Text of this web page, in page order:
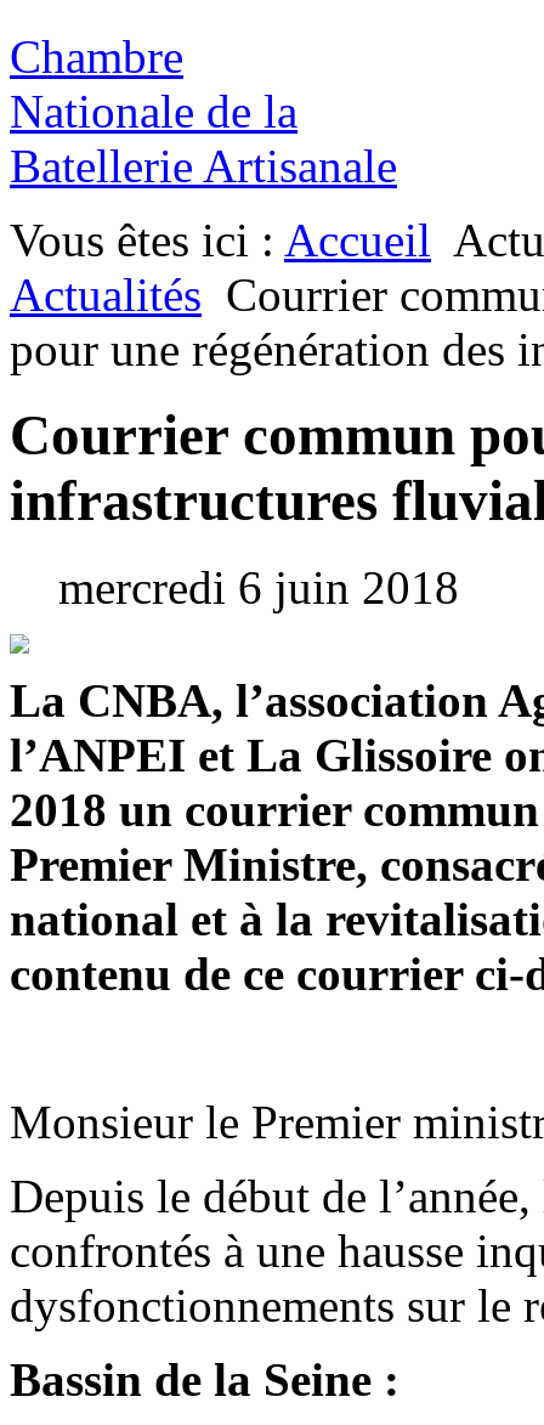
Chambre
Nationale de la
Batellerie Artisanale
Vous êtes ici : Accueil
Actualités Courrier
pour une régénération des
Courrier commun
infrastructures
mercredi 6 juin 2018
La CNBA, l’association
l’ANPEI et La Glissoire
2018 un courrier
Premier Ministre,
national et à la
contenu de ce courrier ci-
Monsieur le Premier
Depuis le début de
confrontés à une hausse
dysfonctionnements sur le
Bassin de la Seine :